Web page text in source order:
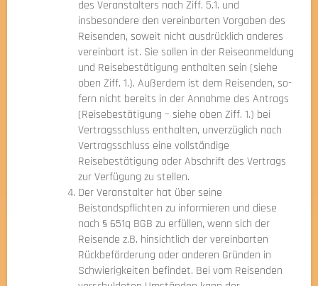
des Veranstalters nach Ziff. 5.1. und
insbesondere den vereinbarten Vorgaben des
Reisenden, soweit nicht ausdrücklich anderes
vereinbart ist. Sie sollen in der Reiseanmeldung
und Reisebestätigung enthalten sein (siehe
oben Ziff. 1.). Außerdem ist dem Reisenden, so-
fern nicht bereits in der Annahme des Antrags
(Reisebestätigung – siehe oben Ziff. 1.) bei
Vertragsschluss enthalten, unverzüglich nach
Vertragsschluss eine vollständige
Reisebestätigung oder Abschrift des Vertrags
zur Verfügung zu stellen.
Der Veranstalter hat über seine
Beistandspflichten zu informieren und diese
nach § 651q BGB zu erfüllen, wenn sich der
Reisende z.B. hinsichtlich der vereinbarten
Rückbeförderung oder anderen Gründen in
Schwierigkeiten befindet. Bei vom Reisenden